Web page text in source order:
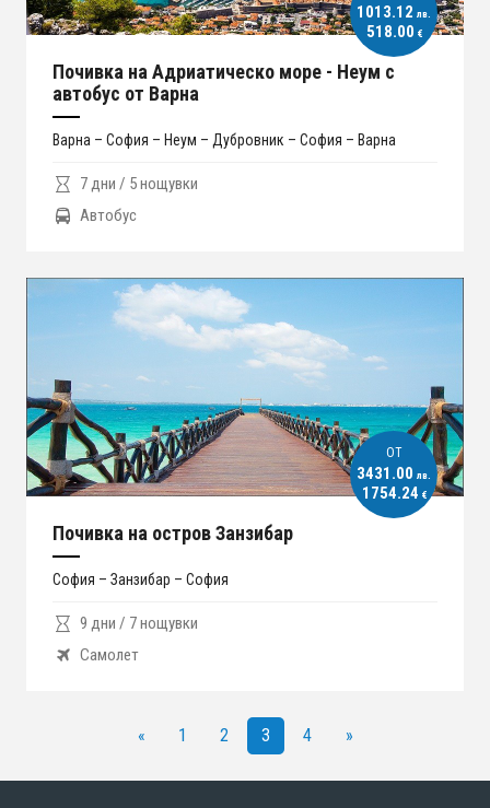
1013.12 лв.
518.00 €
Почивка на Адриатическо море - Неум с
автобус от Варна
Варна – София – Неум – Дубровник – София – Варна
7 дни / 5 нощувки
Автобус
ОT
3431.00 лв.
1754.24 €
Почивка на остров Занзибар
София – Занзибар – София
9 дни / 7 нощувки
Самолет
« 1 2 3 4 »